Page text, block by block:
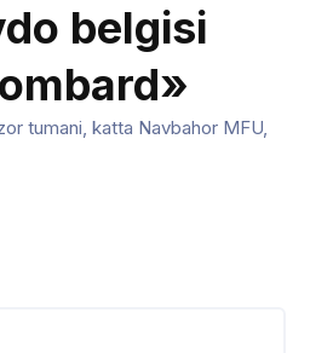
belgisi
tumani, katta Navbahor MFU,